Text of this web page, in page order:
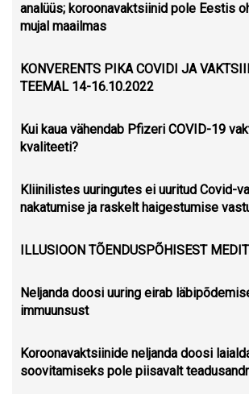
analüüs; koroonavaktsiinid pole Eestis
mujal maailmas
KONVERENTS PIKA COVIDI JA
TEEMAL 14-16.10.2022
Kui kaua vähendab Pfizeri COVID-19
kvaliteeti?
Kliinilistes uuringutes ei uuritud Covid-
nakatumise ja raskelt haigestumise
ILLUSIOON TÕENDUSPÕHISEST
Neljanda doosi uuring eirab
immuunsust
Koroonavaktsiinide neljanda doosi
soovitamiseks pole piisavalt